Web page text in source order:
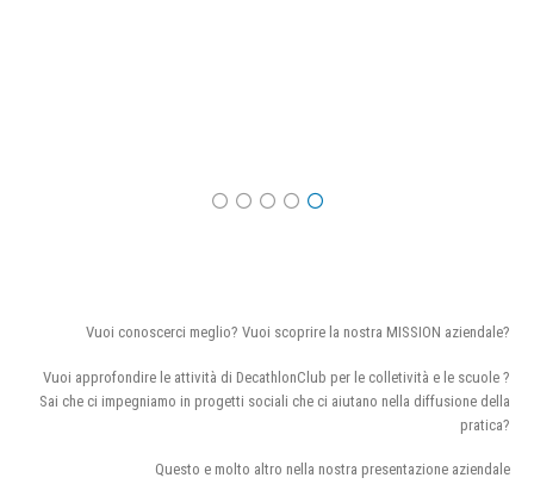
Vuoi conoscerci meglio? Vuoi scoprire la nostra MISSION aziendale?
Vuoi approfondire le attività di DecathlonClub per le colletività e le scuole ?
Sai che ci impegniamo in progetti sociali che ci aiutano nella diffusione della
pratica?
Questo e molto altro nella nostra presentazione aziendale